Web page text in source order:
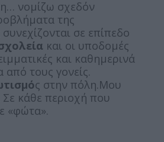
νομίζω σχεδόν
της
σε επίπεδο
και οι υποδομές
και καθημερινά
τους γονείς.
ς στην πόλη.Μου
κάθε περιοχή που
«φώτα».